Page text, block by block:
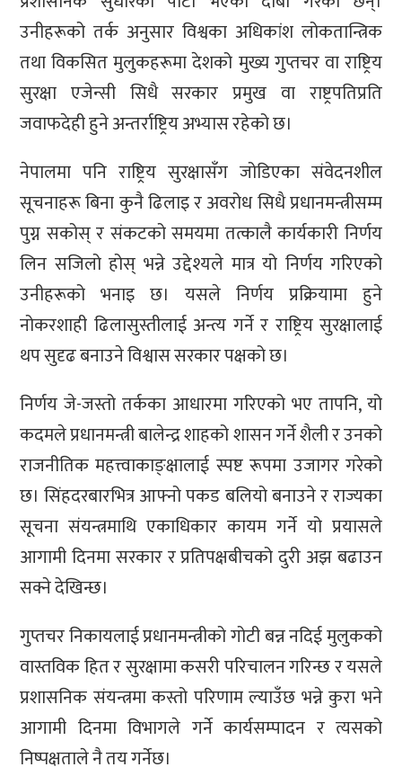
उनीहरूको तर्क अनुसार विश्वका अधिकांश लोकतान्त्रिक
तथा विकसित मुलुकहरूमा देशको मुख्य गुप्तचर वा राष्ट्रिय
सुरक्षा एजेन्सी सिधै सरकार प्रमुख वा राष्ट्रपतिप्रति
जवाफदेही हुने अन्तर्राष्ट्रिय अभ्यास रहेको छ।
नेपालमा पनि राष्ट्रिय सुरक्षासँग जोडिएका संवेदनशील
सूचनाहरू बिना कुनै ढिलाइ र अवरोध सिधै प्रधानमन्त्रीसम्म
पुग्न सकोस् र संकटको समयमा तत्कालै कार्यकारी निर्णय
लिन सजिलो होस् भन्ने उद्देश्यले मात्र यो निर्णय गरिएको
उनीहरूको भनाइ छ। यसले निर्णय प्रक्रियामा हुने
नोकरशाही ढिलासुस्तीलाई अन्त्य गर्ने र राष्ट्रिय सुरक्षालाई
थप सुदृढ बनाउने विश्वास सरकार पक्षको छ।
निर्णय जे-जस्तो तर्कका आधारमा गरिएको भए तापनि, यो
कदमले प्रधानमन्त्री बालेन्द्र शाहको शासन गर्ने शैली र उनको
राजनीतिक महत्त्वाकाङ्क्षालाई स्पष्ट रूपमा उजागर गरेको
छ। सिंहदरबारभित्र आफ्नो पकड बलियो बनाउने र राज्यका
सूचना संयन्त्रमाथि एकाधिकार कायम गर्ने यो प्रयासले
आगामी दिनमा सरकार र प्रतिपक्षबीचको दुरी अझ बढाउन
सक्ने देखिन्छ।
गुप्तचर निकायलाई प्रधानमन्त्रीको गोटी बन्न नदिई मुलुकको
वास्तविक हित र सुरक्षामा कसरी परिचालन गरिन्छ र यसले
प्रशासनिक संयन्त्रमा कस्तो परिणाम ल्याउँछ भन्ने कुरा भने
आगामी दिनमा विभागले गर्ने कार्यसम्पादन र त्यसको
निष्पक्षताले नै तय गर्नेछ।